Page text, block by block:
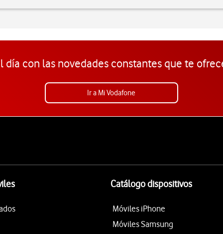
día con las novedades constantes que te
Ir a Mi Vodafone
Catálogo dispositivos
Móviles iPhone
Móviles Samsung